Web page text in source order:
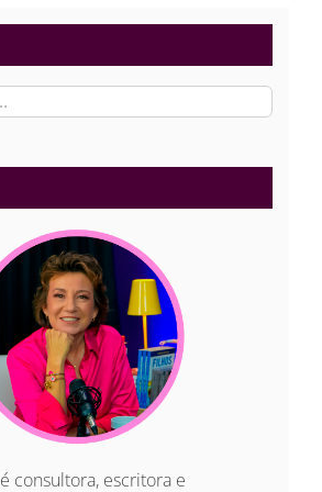
é consultora, escritora e